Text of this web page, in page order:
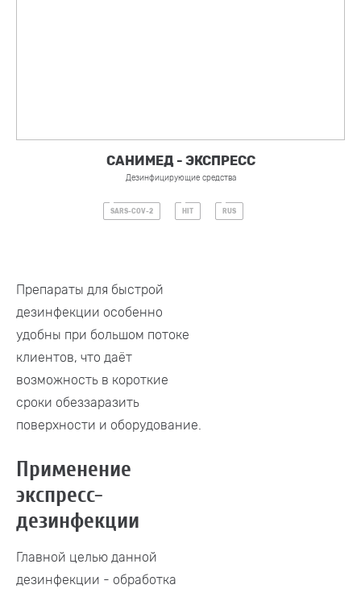
САНИМЕД - ЭКСПРЕСС
Дезинфицирующие средства
SARS-COV-2 HIT RUS
Препараты для быстрой
дезинфекции особенно
удобны при большом потоке
клиентов, что даёт
возможность в короткие
сроки обеззаразить
поверхности и оборудование.
Применение
экспресс-
дезинфекции
Главной целью данной
дезинфекции - обработка